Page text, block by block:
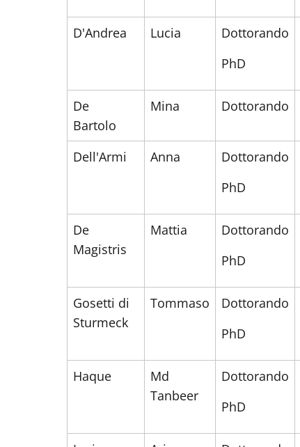
D'Andrea Lucia
Dottorando
PhD
De
Bartolo
Mina Dottorando
Dell'Armi
Anna
Dottorando
PhD
De
Magistris
Mattia
Dottorando
PhD
Gosetti di
Sturmeck
Tommaso
Dottorando
PhD
Haque
Md
Tanbeer
Dottorando
PhD